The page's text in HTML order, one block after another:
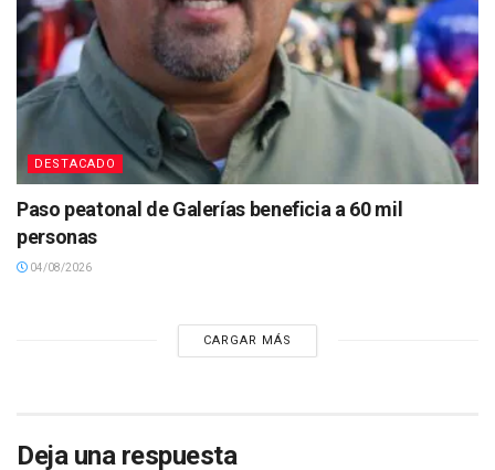
DESTACADO
Paso peatonal de Galerías beneficia a 60 mil
personas
04/08/2026
CARGAR MÁS
Deja una respuesta